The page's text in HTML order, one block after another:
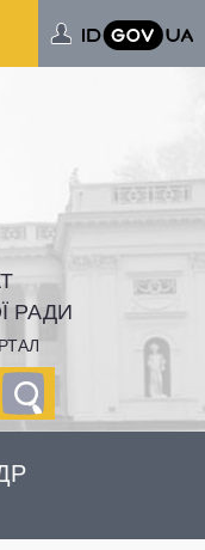
РАДИ